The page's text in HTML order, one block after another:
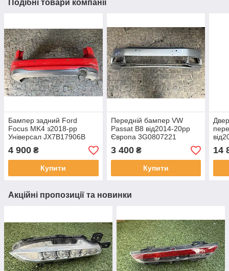
Подібні товари компанії
Бампер задний Ford
Focus MK4 з2018-рр
Універсал JX7B17906B
оригінал бв разом з
накладкою
4 900 ₴
Купити
Передній бампер VW
Passat B8 від2014-20рр
Європа 3G0807221
оригінал бв мінімально
парний раніше ( на фото)
3 400₴
Купити
14
Акційні пропозиції та новинки